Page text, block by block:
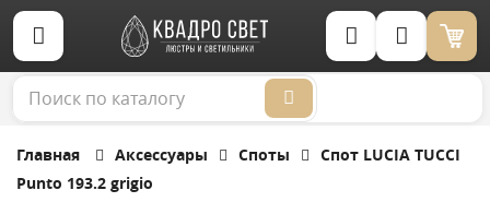
Корзина (0)
Главная Аксессуары Споты
Спот LUCIA TUCCI
Punto 193.2 grigio